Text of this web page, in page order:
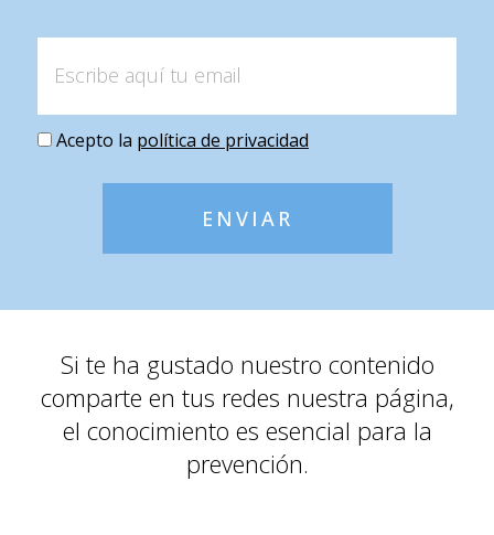
Acepto la política de privacidad
ENVIAR
Si te ha gustado nuestro contenido
comparte en tus redes nuestra página,
el conocimiento es esencial para la
prevención.